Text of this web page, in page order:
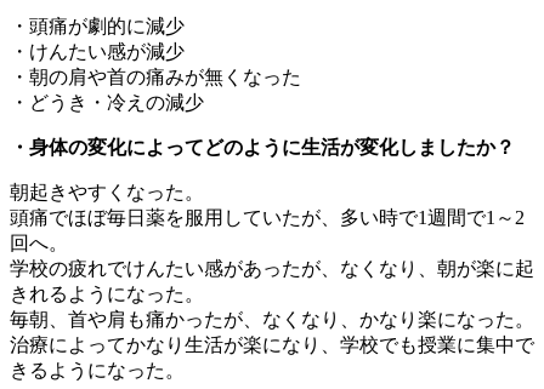
・頭痛が劇的に減少
・けんたい感が減少
・朝の肩や首の痛みが無くなった
・どうき・冷えの減少
・身体の変化によってどのように生活が変化しましたか？
朝起きやすくなった。
頭痛でほぼ毎日薬を服用していたが、多い時で1週間で1～2
回へ。
学校の疲れでけんたい感があったが、なくなり、朝が楽に起
きれるようになった。
毎朝、首や肩も痛かったが、なくなり、かなり楽になった。
治療によってかなり生活が楽になり、学校でも授業に集中で
きるようになった。